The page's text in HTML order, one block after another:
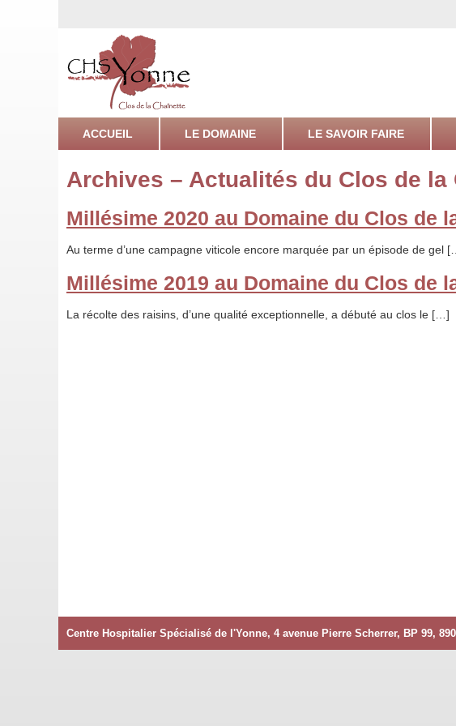
ACCUEIL LE DOMAINE LE SAVOIR FAIRE
Archives – Actualités du Clos de la
Millésime 2020 au Domaine du Clos de
Au terme d’une campagne viticole encore marquée par un épisode de gel
Millésime 2019 au Domaine du Clos de
La récolte des raisins, d’une qualité exceptionnelle, a débuté au clos le […]
Centre Hospitalier Spécialisé de l'Yonne, 4 avenue Pierre Scherrer, BP 99,